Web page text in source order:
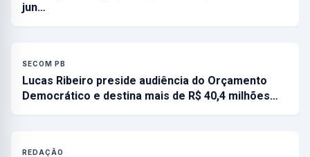
jun…
SECOM PB
Lucas Ribeiro preside audiência do Orçamento
Democrático e destina mais de R$ 40,4 milhões…
REDAÇÃO